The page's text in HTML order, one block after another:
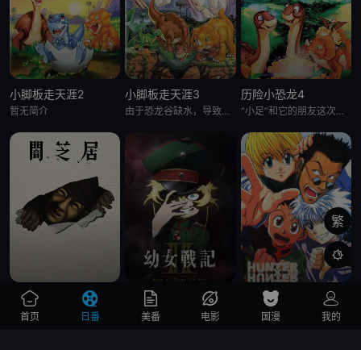
小脚板走天涯2
暂无简介
小脚板走天涯3
由于恐龙谷缺水，导致大恐龙们反目成仇，“小足”和它四位朋友为此展开寻水之旅。一路上，小恐龙们历经暴龙的攻击
历险小恐龙4
“小足”和它的朋友这次又有新的冒险了。在“小足”所居住的大峡谷外，有一块曾是干燥地，现今却变成沼泽的“神秘
暗芝居 第十七季 幼女战记2 全职猎人 第十九季99
小杰的父亲是名顶级猎人，却在他很小时就离开了他。多年后，天资聪慧生性善良的他也决定成为一名猎人，并借此去寻找素未谋面的父亲。 在考取猎人证的过程中，小杰结识了杀手家族出身的奇犽，火眼睛族的唯一幸存
繁

首页 日番 美番 电影 国漫 我的